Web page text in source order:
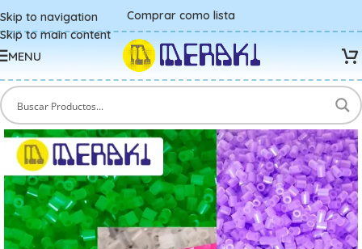
Skip to navigation
Skip to main content
Comprar como lista
MENU